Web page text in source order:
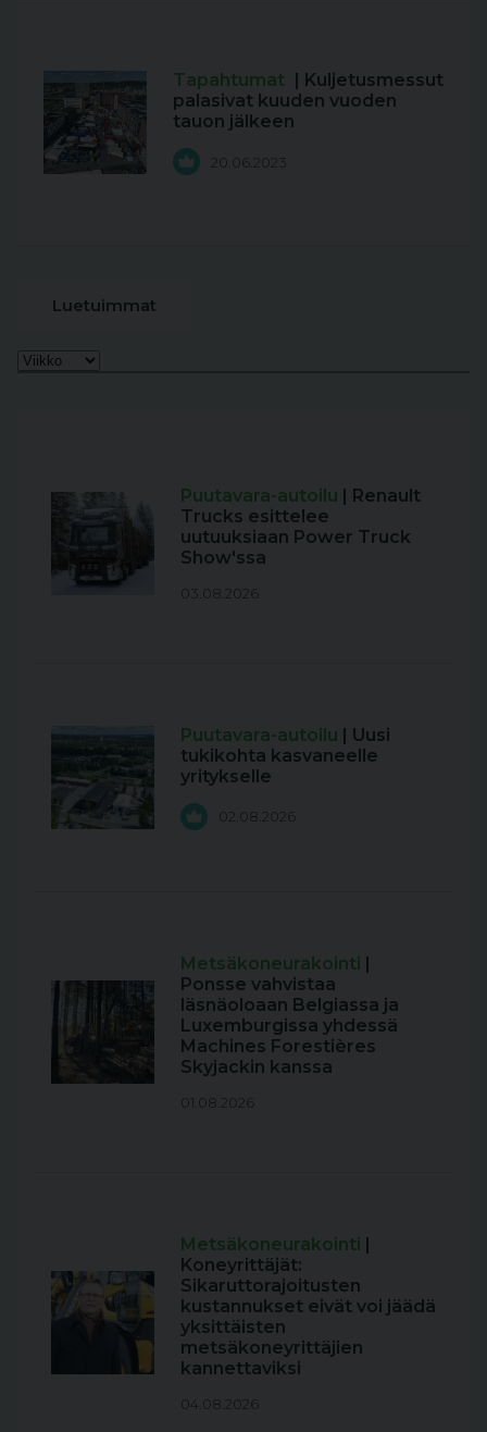
Tapahtumat | Kuljetusmessut
palasivat kuuden vuoden
tauon jälkeen
20.06.2023
Luetuimmat
Puutavara-autoilu | Renault
Trucks esittelee
uutuuksiaan Power Truck
Show'ssa
03.08.2026
Puutavara-autoilu | Uusi
tukikohta kasvaneelle
yritykselle
02.08.2026
Metsäkoneurakointi |
Ponsse vahvistaa
läsnäoloaan Belgiassa ja
Luxemburgissa yhdessä
Machines Forestières
Skyjackin kanssa
01.08.2026
Metsäkoneurakointi |
Koneyrittäjät:
Sikaruttorajoitusten
kustannukset eivät voi jäädä
yksittäisten
metsäkoneyrittäjien
kannettaviksi
04.08.2026